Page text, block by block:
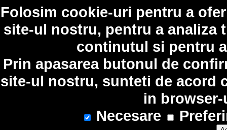
Folosim cookie-uri pentru a
site-ul nostru, pentru a analiza
continutul si pentru
Prin apasarea butonul de
site-ul nostru, sunteti de acord
in
Necesare